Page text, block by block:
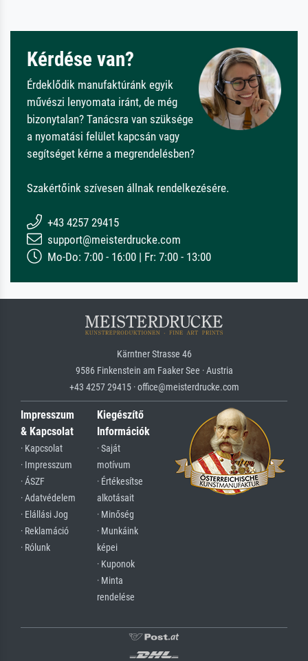
Kérdése van?
Érdeklődik manufaktúránk egyik
művészi lenyomata iránt, de még
bizonytalan? Tanácsra van szüksége
a nyomatási felület kapcsán vagy
segítséget kérne a megrendelésben?
Szakértőink szívesen állnak rendelkezésére.
+43 4257 29415
support@meisterdrucke.com
Mo-Do: 7:00 - 16:00 | Fr: 7:00 - 13:00
Kärntner Strasse 46
9586 Finkenstein am Faaker See · Austria
+43 4257 29415 · office@meisterdrucke.com
Impresszum
& Kapcsolat
· Kapcsolat
· Impresszum
· ÁSZF
· Adatvédelem
· Elállási Jog
· Reklamáció
· Rólunk
Kiegészítő
Információk
· Saját
motívum
· Értékesítse
alkotásait
· Minőség
· Munkáink
képei
· Kuponok
· Minta
rendelése